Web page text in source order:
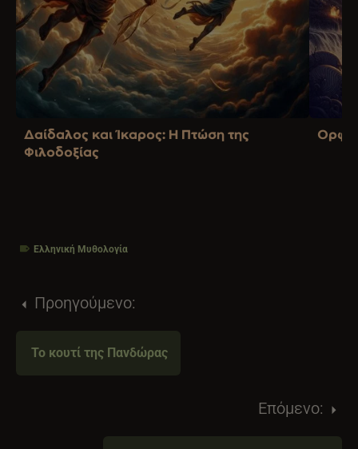
Δαίδαλος και Ίκαρος: Η Πτώση της
Φιλοδοξίας
Ελληνική Μυθολογία
Προηγούμενο:
Το κουτί της Πανδώρας
Επόμενο: